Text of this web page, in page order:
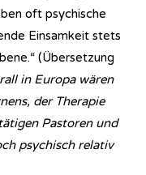
oft psychische
Einsamkeit stets
(Übersetzung
in Europa wären
der Therapie
Pastoren und
psychisch relativ